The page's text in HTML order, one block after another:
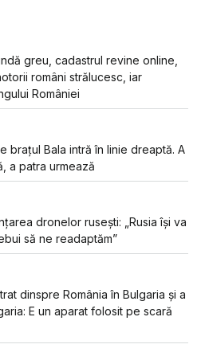
greu, cadastrul revine online,
români strălucesc, iar
României
brațul Bala intră în linie dreaptă. A
a patra urmează
dronelor rusești: „Rusia își va
să ne readaptăm”
dinspre România în Bulgaria și a
E un aparat folosit pe scară